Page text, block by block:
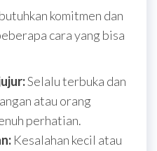
komitmen dan
cara yang bisa
Selalu terbuka dan
atau orang
perhatian.
Kesalahan kecil atau